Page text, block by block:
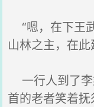
“嗯，在下王
山林之主，在
一行人到了李
首的老者笑着